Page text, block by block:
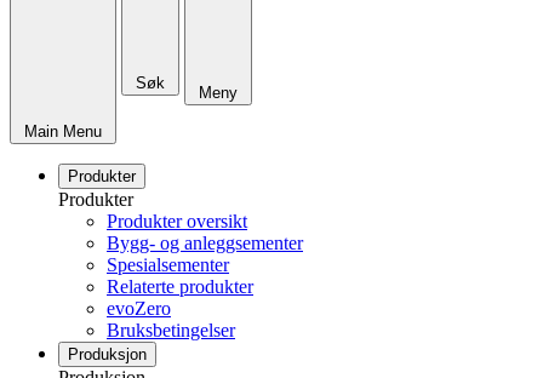
Main Menu
Søk
Meny
Produkter
Produkter
Produkter oversikt
Bygg- og anleggsementer
Spesialsementer
Relaterte produkter
evoZero
Bruksbetingelser
Produksjon